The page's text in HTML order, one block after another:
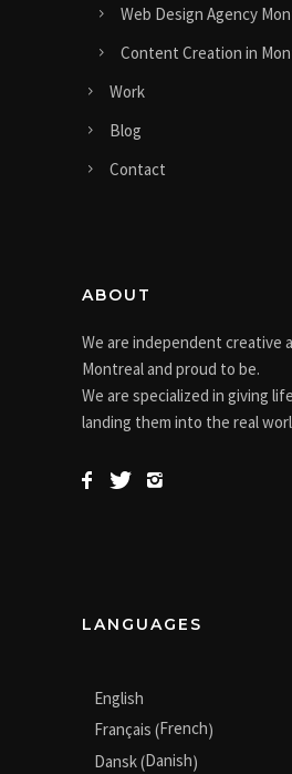
Web Design Agency
Content Creation in
Work
Blog
Contact
ABOUT
We are independent creative
Montreal and proud to be.
We are specialized in giving
landing them into the real
LANGUAGES
English
Français (French)
Dansk(Danish)